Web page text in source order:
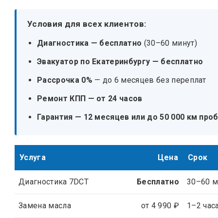
Условия для всех клиентов:
Диагностика — бесплатно (30–60 минут)
Эвакуатор по Екатеринбургу — бесплатно
Рассрочка 0% — до 6 месяцев без переплат
Ремонт КПП — от 24 часов
Гарантия — 12 месяцев или до 50 000 км
Услуга Цена Срок
Диагностика 7DCT Бесплатно 30–60
Замена масла от 4 990 ₽ 1–2